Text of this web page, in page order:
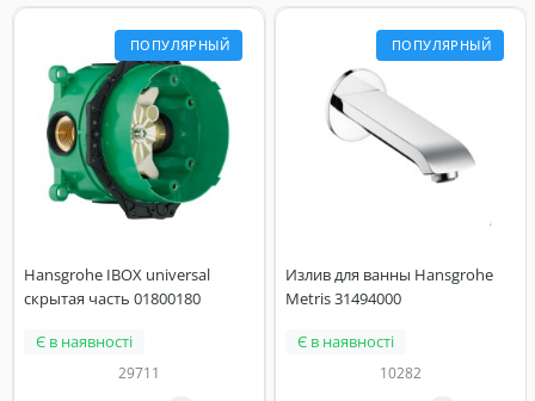
ПОПУЛЯРНЫЙ
Hansgrohe IBOX universal
скрытая часть 01800180
Є в наявності
29711
ПОПУЛЯРНЫЙ
Излив для ванны Hansgrohe
Metris 31494000
Є в наявності
10282